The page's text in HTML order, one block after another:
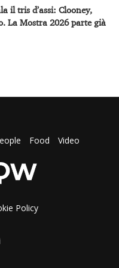
il tris d’assi: Clooney,
La Mostra 2026 parte già
Food Video
Policy